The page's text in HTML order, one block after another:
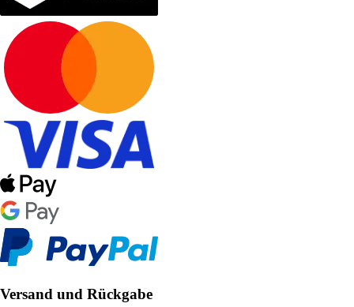
Versand und Rückgabe